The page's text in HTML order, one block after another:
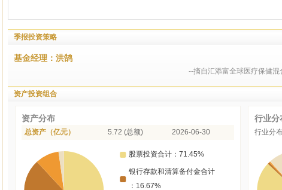
季报投资策略
基金经理：洪鹄
--摘自汇添富全球医疗保健
资产投资组合
资产分布
总资产（亿元） 5.72 (总额) 2026-06-30
行业分
行业分